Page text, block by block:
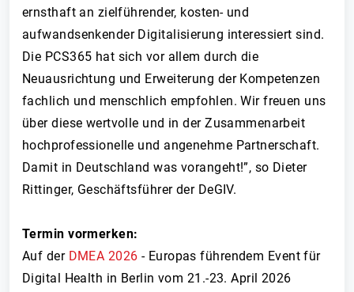
ernsthaft an zielführender, kosten- und
aufwandsenkender Digitalisierung interessiert sind.
Die PCS365 hat sich vor allem durch die
Neuausrichtung und Erweiterung der Kompetenzen
fachlich und menschlich empfohlen. Wir freuen uns
über diese wertvolle und in der Zusammenarbeit
hochprofessionelle und angenehme Partnerschaft.
Damit in Deutschland was vorangeht!”, so Dieter
Rittinger, Geschäftsführer der DeGIV.
Termin vormerken:
Auf der DMEA 2026 - Europas führendem Event für
Digital Health in Berlin vom 21.-23. April 2026